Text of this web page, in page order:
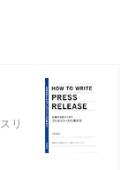
リ